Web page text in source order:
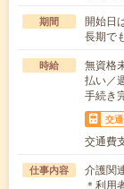
期間
開始日
長期で
時給
無資格
払い／
手続き
交
交通費
仕事内容
介護関
＊利用